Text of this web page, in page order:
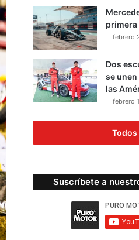
primera
febrero
Dos
se unen
las
febrero
Todos
Suscríbete a